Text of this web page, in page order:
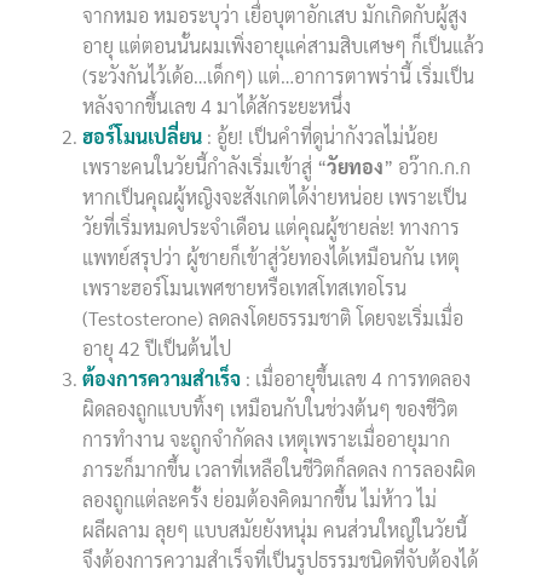
จากหมอ หมอระบุว่า เยื่อบุตาอักเสบ มักเกิดกับผู้สูง
อายุ แต่ตอนนั้นผมเพิ่งอายุแค่สามสิบเศษๆ ก็เป็นแล้ว
(ระวังกันไว้เด้อ…เด็กๆ) แต่…อาการตาพร่านี้ เริ่มเป็น
หลังจากขึ้นเลข 4 มาได้สักระยะหนึ่ง
ฮอร์โมนเปลี่ยน: อู้ย! เป็นคำที่ดูน่ากังวลไม่น้อย
เพราะคนในวัยนี้กำลังเริ่มเข้าสู่ “วัยทอง” อว๊าก.ก.ก
หากเป็นคุณผู้หญิงจะสังเกตได้ง่ายหน่อย เพราะเป็น
วัยที่เริ่มหมดประจำเดือน แต่คุณผู้ชายล่ะ! ทางการ
แพทย์สรุปว่า ผู้ชายก็เข้าสู่วัยทองได้เหมือนกัน เหตุ
เพราะฮอร์โมนเพศชายหรือเทสโทสเทอโรน
(Testosterone) ลดลงโดยธรรมชาติ โดยจะเริ่มเมื่อ
อายุ 42 ปีเป็นต้นไป
ต้องการความสำเร็จ: เมื่ออายุขึ้นเลข 4 การทดลอง
ผิดลองถูกแบบทิ้งๆ เหมือนกับในช่วงต้นๆ ของชีวิต
การทำงาน จะถูกจำกัดลง เหตุเพราะเมื่ออายุมาก
ภาระก็มากขึ้น เวลาที่เหลือในชีวิตก็ลดลง การลองผิด
ลองถูกแต่ละครั้ง ย่อมต้องคิดมากขึ้น ไม่ห้าว ไม่
ผลีผลาม ลุยๆ แบบสมัยยังหนุ่ม คนส่วนใหญ่ในวัยนี้
จึงต้องการความสำเร็จที่เป็นรูปธรรมชนิดที่จับต้องได้